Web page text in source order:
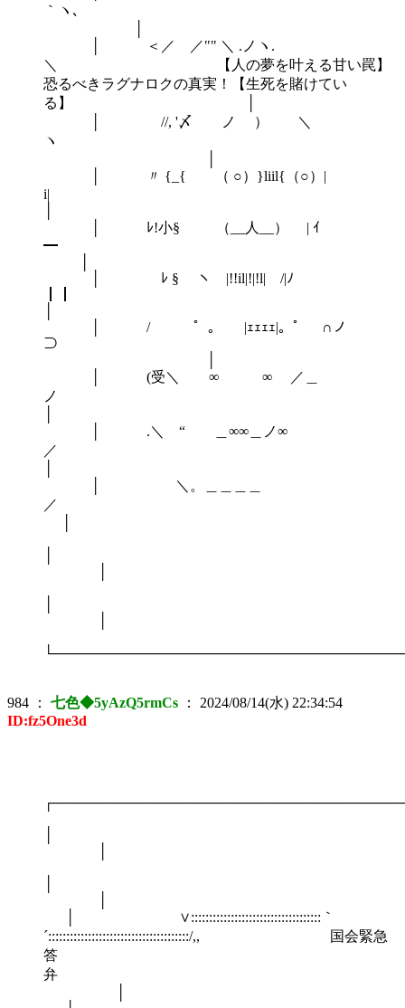
│ ＜／ ／"" ＼ .ノヽ.
＼ 【人の夢を叶える甘い罠】
恐るべきラグナロクの真実！【生死を賭けてい
る】 │
│ //, '〆 ノ ） ＼
│ 〃 {_{ （ ○）}liil{（○）|
│ ﾚ!小§ （__人__） | ｲ
│ ﾚ § ヽ |!!il|!|!l| /|ﾉ
│ / ゜。 |ｪｪｪｪ|。゜ ∩ノ
│ (受＼ ∞ ∞ ／＿
│ .＼ “ ＿∞∞＿ノ∞
│ ＼。＿＿＿＿
984 ： 七色◆5yAzQ5rmCs ： 2024/08/14(水) 22:34:54
ID:fz5One3d
│ ∨::::::::::::::::::::::::::::::::::::｀
´:::::::::::::::::::::::::::::::::::::::/,, 国会緊急
答